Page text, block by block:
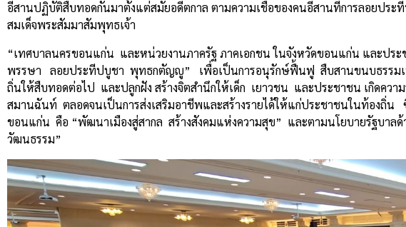
อีสานปฏิบัติสืบทอดกันมาตั้งแต่สมัยอดีตกาล ตามความเชื่อของคนอีสานที่การลอยประ
สมเด็จพระสัมมาสัมพุทธเจ้า
“เทศบาลนครขอนแก่น และหน่วยงานภาครัฐ ภาคเอกชน ในจังหวัดขอนแก่น และปร
พรรษา ลอยประทีปบูชา พุทธกตัญญู” เพื่อเป็นการอนุรักษ์ฟื้นฟู สืบสานขนบธรรม
ถิ่นให้สืบทอดต่อไป และปลูกฝัง สร้างจิตสำนึกให้เด็ก เยาวชน และประชาชน เกิดควา
สมานฉันท์ ตลอดจนเป็นการส่งเสริมอาชีพและสร้างรายได้ให้แก่ประชาชนในท้องถิ่น
ขอนแก่น คือ “พัฒนาเมืองสู่สากล สร้างสังคมแห่งความสุข” และตามนโยบายรัฐบาล
วัฒนธรรม”